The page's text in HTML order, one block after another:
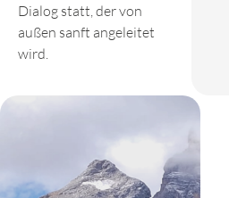
Dialog statt, der von
außen sanft angeleitet
wird.